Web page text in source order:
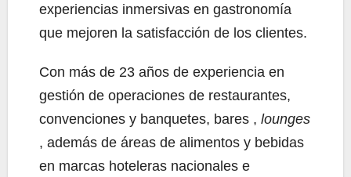
experiencias inmersivas en gastronomía
que mejoren la satisfacción de los clientes.
Con más de 23 años de experiencia en
gestión de operaciones de restaurantes,
convenciones y banquetes, bares , lounges
, además de áreas de alimentos y bebidas
en marcas hoteleras nacionales e